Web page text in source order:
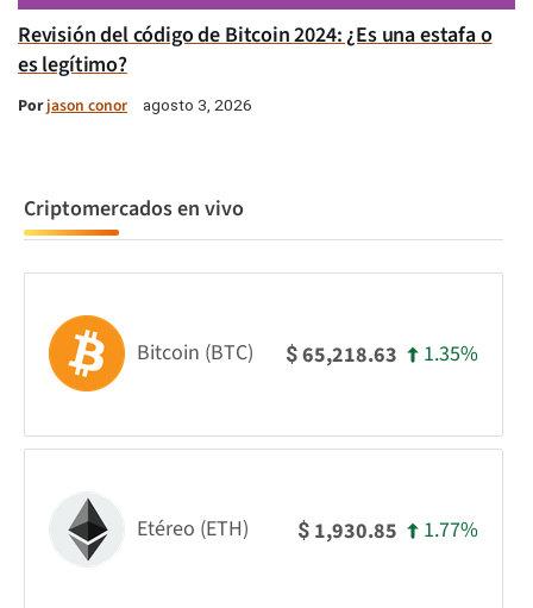
Revisión del código de Bitcoin 2024: ¿Es una estafa o
es legítimo?
Porjason conor agosto 3, 2026
Criptomercados en vivo
Bitcoin (BTC) $65,218.63 1.35%
Etéreo (ETH) $ 1,930.85 1.77%